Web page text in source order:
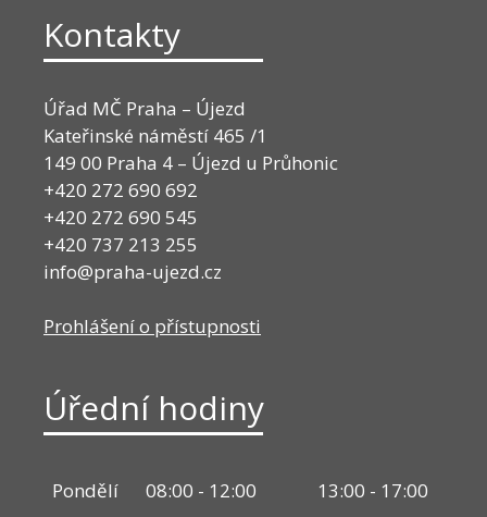
Kontakty
Úřad MČ Praha – Újezd
Kateřinské náměstí 465 /1
149 00 Praha 4 – Újezd u Průhonic
+420 272 690 692
+420 272 690 545
+420 737 213 255
info@praha-ujezd.cz
Prohlášení o přístupnosti
Úřední hodiny
Pondělí 08:00 - 12:00
13:00 - 17:00